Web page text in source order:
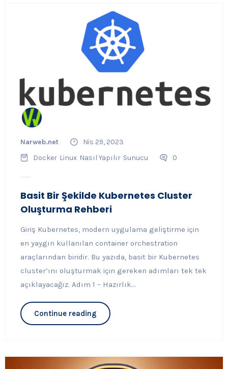
Narweb.net
Nis 29, 2023
Docker Linux Nasıl Yapılır Sunucu 0
Basit Bir Şekilde Kubernetes Cluster
Oluşturma Rehberi
Giriş Kubernetes, modern uygulama geliştirme için
en yaygın kullanılan container orchestration
araçlarından biridir. Bu yazıda, basit bir Kubernetes
cluster’ını oluşturmak için gereken adımları tek tek
açıklayacağız. Adım 1 – Hazırlık...
Continue reading